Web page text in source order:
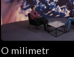
O milimetr